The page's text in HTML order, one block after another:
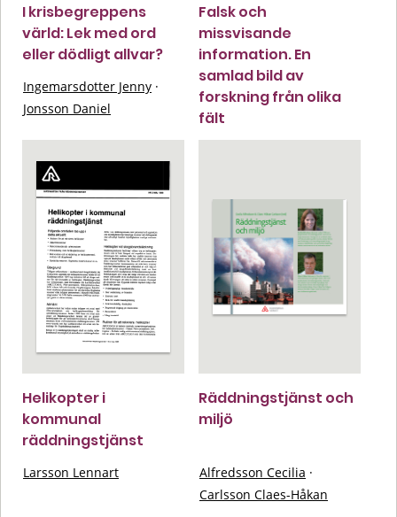
I krisbegreppens
värld: Lek med ord
eller dödligt allvar?
Ingemarsdotter Jenny ·
Jonsson Daniel
Falsk och
missvisande
information. En
samlad bild av
forskning från olika
fält
Helikopter i
kommunal
räddningstjänst
Larsson Lennart
Räddningstjänst och
miljö
Alfredsson Cecilia ·
Carlsson Claes-Håkan